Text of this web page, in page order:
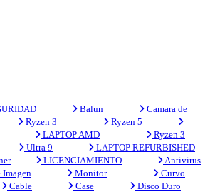
Balun
Camara de
Ryzen 3
Ryzen 5
LAPTOP AMD
Ryzen 3
Ultra 9
LAPTOP REFURBISHED
LICENCIAMIENTO
Antivirus
Imagen Monitor
Curvo
Cable Case
Disco Duro